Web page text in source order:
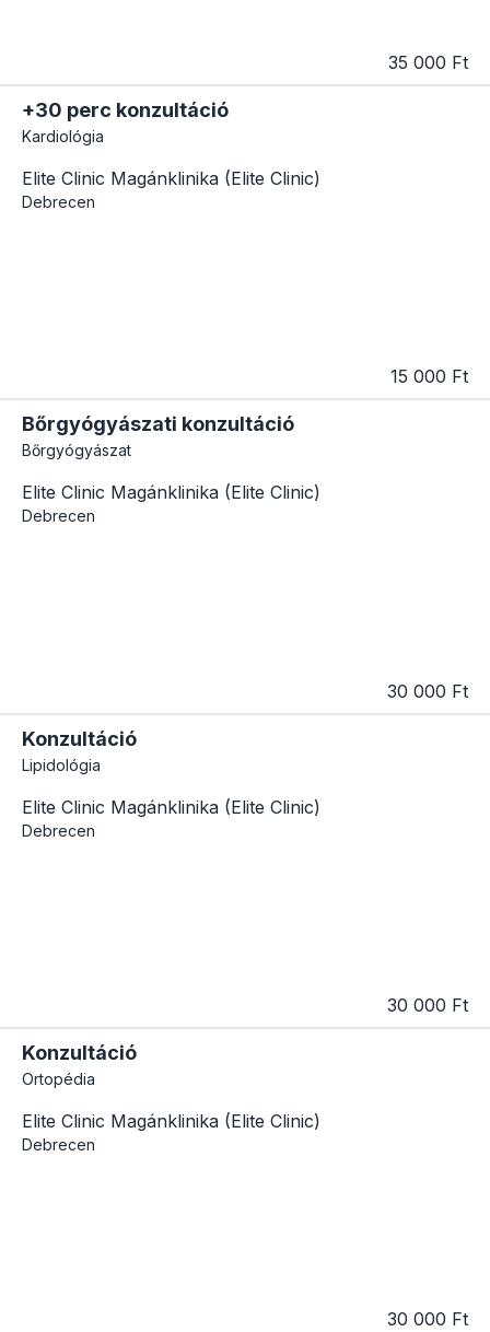
35 000 Ft
+30 perc konzultáció
Kardiológia
Elite Clinic Magánklinika (Elite Clinic)
Debrecen
15 000 Ft
Bőrgyógyászati konzultáció
Bőrgyógyászat
Elite Clinic Magánklinika (Elite Clinic)
Debrecen
30 000 Ft
Konzultáció
Lipidológia
Elite Clinic Magánklinika (Elite Clinic)
Debrecen
30 000 Ft
Konzultáció
Ortopédia
Elite Clinic Magánklinika (Elite Clinic)
Debrecen
30 000 Ft